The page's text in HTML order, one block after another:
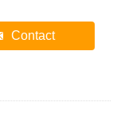
Contact